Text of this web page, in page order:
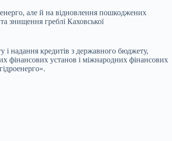
але й на відновлення пошкоджених
знищення греблі Каховської
надання кредитів з державного бюджету,
фінансових установ і міжнародних фінансових